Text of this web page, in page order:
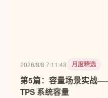
2026/8/8 7:11:48 月度精选
第5篇：容量场景实战
TPS 系统容量